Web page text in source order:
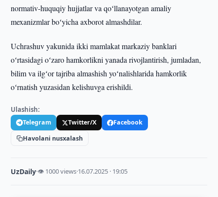
normativ-huquqiy hujjatlar va qoʻllanayotgan amaliy
mexanizmlar boʻyicha axborot almashdilar.
Uchrashuv yakunida ikki mamlakat markaziy banklari
oʻrtasidagi oʻzaro hamkorlikni yanada rivojlantirish, jumladan,
bilim va ilgʻor tajriba almashish yoʻnalishlarida hamkorlik
oʻrnatish yuzasidan kelishuvga erishildi.
Ulashish:
Telegram Twitter/X
Facebook
Havolani nusxalash
UzDaily·👁 1000 views·16.07.2025 · 19:05